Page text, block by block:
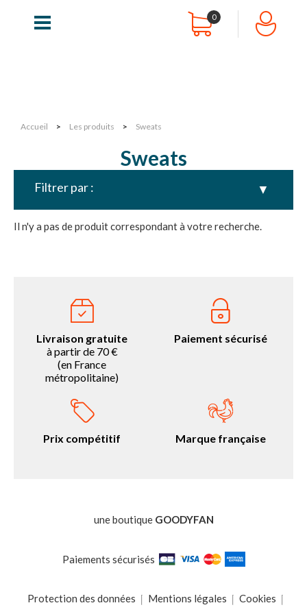
0
Accueil > Les produits > Sweats
Sweats
Filtrer par : ▼
Il n'y a pas de produit correspondant à votre recherche.
Livraison gratuite
à partir de 70 €
(en France
métropolitaine)
Paiement sécurisé
Prix compétitif Marque française
une boutique GOODYFAN
Paiements sécurisés
Protection des données Mentions légales
Cookies